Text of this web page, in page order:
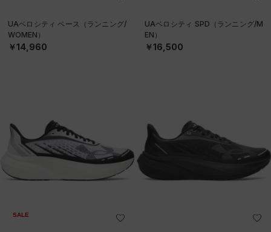
UAベロシティ ペース（ランニング/
WOMEN）
￥14,960
UAベロシティ SPD（ランニング/M
EN）
￥16,500
SALE